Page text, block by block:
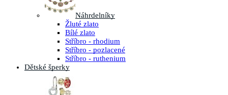
Náhrdelníky
Žluté zlato
Bílé zlato
Stříbro - rhodium
Stříbro - pozlacené
Stříbro - ruthenium
Dětské šperky